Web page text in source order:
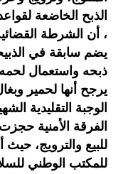
الذبح الخاضعة
، أن الشرطة
يضم سابقة في
ذبحه واستعمال
يرجح أنها لحمير
الوجبة التقليدية
الفرقة الأمنية
للبيع والترويج،
للمكتب الوطني